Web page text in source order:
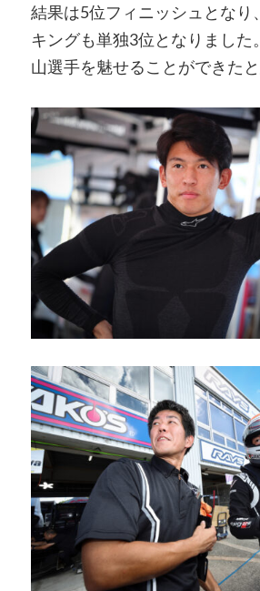
結果は5位フィニッシュとなり
キングも単独3位となりました
山選手を魅せることができたと